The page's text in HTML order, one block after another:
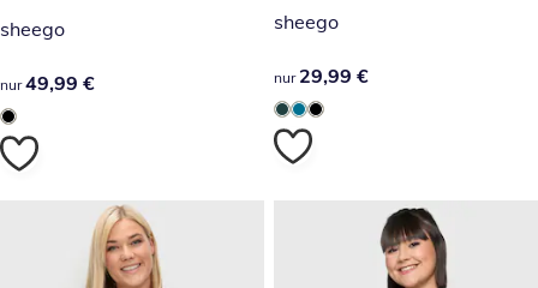
sheego
49,99 €
nur 49,99 €
sheego
29,99 €
nur 29,99 €